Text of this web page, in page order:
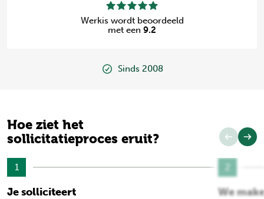
Werkis wordt beoordeeld
met een 9.2
Sinds 2008
Hoe ziet het
sollicitatieproces eruit?
1
Je solliciteert We